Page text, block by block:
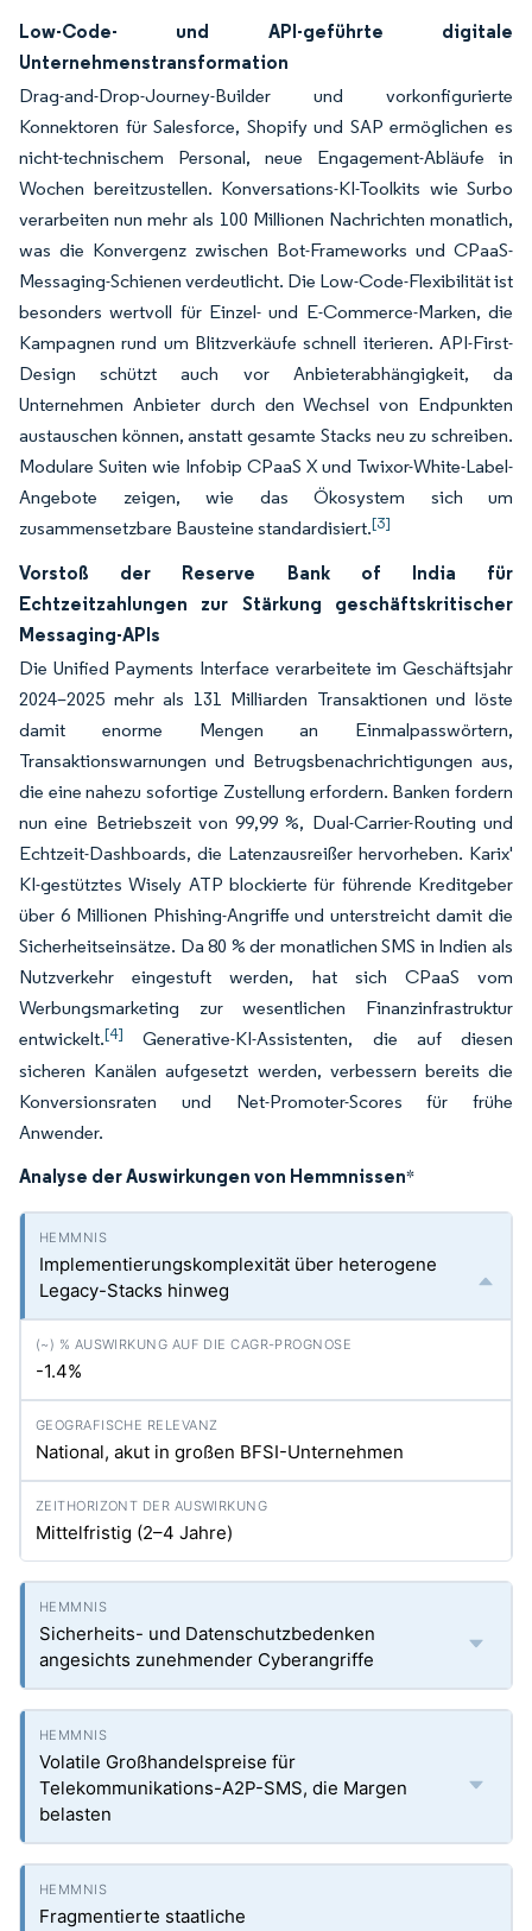
Low-Code- und API-geführte digitale
Unternehmenstransformation
Drag-and-Drop-Journey-Builder und vorkonfigurierte
Konnektoren für Salesforce, Shopify und SAP ermöglichen es
nicht-technischem Personal, neue Engagement-Abläufe in
Wochen bereitzustellen. Konversations-KI-Toolkits wie Surbo
verarbeiten nun mehr als 100 Millionen Nachrichten monatlich,
was die Konvergenz zwischen Bot-Frameworks und CPaaS-
Messaging-Schienen verdeutlicht. Die Low-Code-Flexibilität ist
besonders wertvoll für Einzel- und E-Commerce-Marken, die
Kampagnen rund um Blitzverkäufe schnell iterieren. API-First-
Design schützt auch vor Anbieterabhängigkeit, da
Unternehmen Anbieter durch den Wechsel von Endpunkten
austauschen können, anstatt gesamte Stacks neu zu schreiben.
Modulare Suiten wie Infobip CPaaS X und Twixor-White-Label-
Angebote zeigen, wie das Ökosystem sich um
zusammensetzbare Bausteine standardisiert.[3]
Vorstoß der Reserve Bank of India für
Echtzeitzahlungen zur Stärkung geschäftskritischer
Messaging-APIs
Die Unified Payments Interface verarbeitete im Geschäftsjahr
2024–2025 mehr als 131 Milliarden Transaktionen und löste
damit enorme Mengen an Einmalpasswörtern,
Transaktionswarnungen und Betrugsbenachrichtigungen aus,
die eine nahezu sofortige Zustellung erfordern. Banken fordern
nun eine Betriebszeit von 99,99 %, Dual-Carrier-Routing und
Echtzeit-Dashboards, die Latenzausreißer hervorheben. Karix'
KI-gestütztes Wisely ATP blockierte für führende Kreditgeber
über 6 Millionen Phishing-Angriffe und unterstreicht damit die
Sicherheitseinsätze. Da 80 % der monatlichen SMS in Indien als
Nutzverkehr eingestuft werden, hat sich CPaaS vom
Werbungsmarketing zur wesentlichen Finanzinfrastruktur
entwickelt.[4]
Generative-KI-Assistenten, die auf diesen
sicheren Kanälen aufgesetzt werden, verbessern bereits die
Konversionsraten und Net-Promoter-Scores für frühe
Anwender.
Analyse der Auswirkungen von Hemmnissen*
Implementierungskomplexität über heterogene
Legacy-Stacks hinweg
-1.4%
National, akut in großen BFSI-Unternehmen
Mittelfristig (2–4 Jahre)
Sicherheits- und Datenschutzbedenken
angesichts zunehmender Cyberangriffe
Volatile Großhandelspreise für
Telekommunikations-A2P-SMS, die Margen
belasten
Fragmentierte staatliche